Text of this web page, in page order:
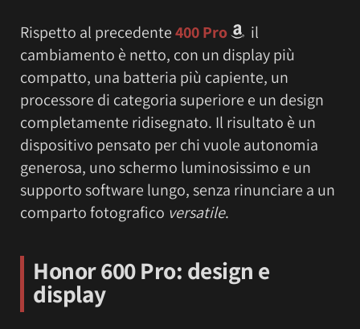
Rispetto al precedente400 Pro
il
cambiamento è netto, con un display più
compatto, una batteria più capiente, un
processore di categoria superiore e un design
completamente ridisegnato. Il risultato è un
dispositivo pensato per chi vuole autonomia
generosa, uno schermo luminosissimo e un
supporto software lungo, senza rinunciare a un
comparto fotografico versatile.
Honor 600 Pro: design e
display